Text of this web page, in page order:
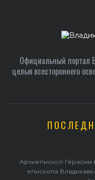
Официальный портал
целью всестороннего
Архиепископ Герасим
епископа